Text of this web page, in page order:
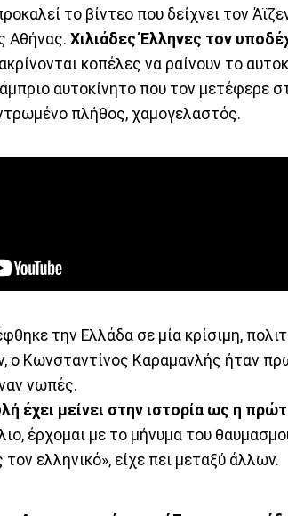
το βίντεο που δείχνει τον
Αθήνας. Χιλιάδες Έλληνες τον
κοπέλες να ραίνουν το
αυτοκίνητο που τον μετέφερε
πλήθος, χαμογελαστός.
την Ελλάδα σε μία κρίσιμη,
ο Κωνσταντίνος Καραμανλής ήταν
νωπές.
έχει μείνει στην ιστορία ως η
έρχομαι με το μήνυμα του
ελληνικό», είχε πει μεταξύ άλλων.